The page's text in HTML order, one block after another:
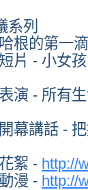
系列
根的第一
片 - 小女
演 - 所有
幕講話 -
絮 - http://
漫 - http://